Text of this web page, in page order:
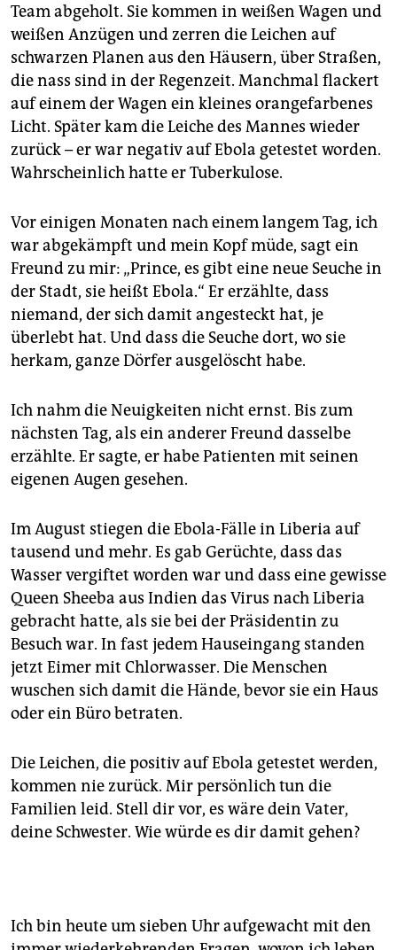
Team abgeholt. Sie kommen in weißen Wagen und
weißen Anzügen und zerren die Leichen auf
schwarzen Planen aus den Häusern, über Straßen,
die nass sind in der Regenzeit. Manchmal flackert
auf einem der Wagen ein kleines orangefarbenes
Licht. Später kam die Leiche des Mannes wieder
zurück – er war negativ auf Ebola getestet worden.
Wahrscheinlich hatte er Tuberkulose.
Vor einigen Monaten nach einem langem Tag, ich
war abgekämpft und mein Kopf müde, sagt ein
Freund zu mir: „Prince, es gibt eine neue Seuche in
der Stadt, sie heißt Ebola.“ Er erzählte, dass
niemand, der sich damit angesteckt hat, je
überlebt hat. Und dass die Seuche dort, wo sie
herkam, ganze Dörfer ausgelöscht habe.
Ich nahm die Neuigkeiten nicht ernst. Bis zum
nächsten Tag, als ein anderer Freund dasselbe
erzählte. Er sagte, er habe Patienten mit seinen
eigenen Augen gesehen.
Im August stiegen die Ebola-Fälle in Liberia auf
tausend und mehr. Es gab Gerüchte, dass das
Wasser vergiftet worden war und dass eine gewisse
Queen Sheeba aus Indien das Virus nach Liberia
gebracht hatte, als sie bei der Präsidentin zu
Besuch war. In fast jedem Hauseingang standen
jetzt Eimer mit Chlorwasser. Die Menschen
wuschen sich damit die Hände, bevor sie ein Haus
oder ein Büro betraten.
Die Leichen, die positiv auf Ebola getestet werden,
kommen nie zurück. Mir persönlich tun die
Familien leid. Stell dir vor, es wäre dein Vater,
deine Schwester. Wie würde es dir damit gehen?
Ich bin heute um sieben Uhr aufgewacht mit den